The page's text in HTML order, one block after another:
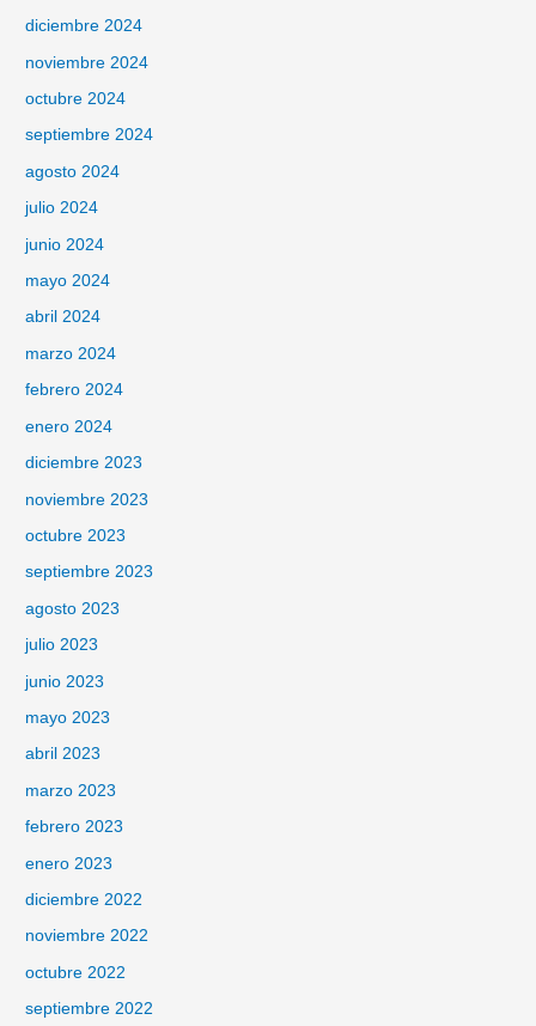
diciembre 2024
noviembre 2024
octubre 2024
septiembre 2024
agosto 2024
julio 2024
junio 2024
mayo 2024
abril 2024
marzo 2024
febrero 2024
enero 2024
diciembre 2023
noviembre 2023
octubre 2023
septiembre 2023
agosto 2023
julio 2023
junio 2023
mayo 2023
abril 2023
marzo 2023
febrero 2023
enero 2023
diciembre 2022
noviembre 2022
octubre 2022
septiembre 2022